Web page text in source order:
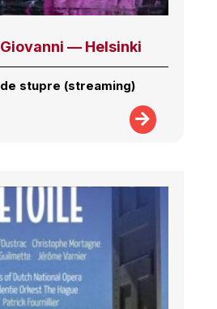
Giovanni — Helsinki
de stupre (streaming)